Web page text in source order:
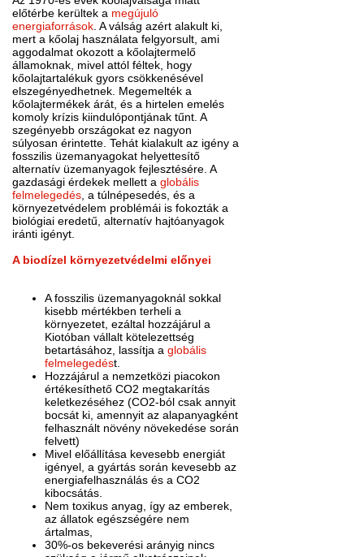
előtérbe kerültek a megújuló
energiaforrások . A válság azért alakult ki,
mert a kőolaj használata felgyorsult, ami
aggodalmat okozott a kőolajtermelő
államoknak, mivel attól féltek, hogy
kőolajtartalékuk gyors csökkenésével
elszegényedhetnek. Megemelték a
kőolajtermékek árát, és a hirtelen emelés
komoly krízis kiindulópontjának tűnt. A
szegényebb országokat ez nagyon
súlyosan érintette. Tehát kialakult az igény a
fosszilis üzemanyagokat helyettesítő
alternatív üzemanyagok fejlesztésére. A
gazdasági érdekek mellett aglobális
felmelegedés , a túlnépesedés, és a
környezetvédelem problémái is fokozták a
biológiai eredetű, alternatív hajtóanyagok
iránti igényt.
A biodízel környezetvédelmi előnyei
A fosszilis üzemanyagoknál sokkal
kisebb mértékben terheli a
környezetet, ezáltal hozzájárul a
Kiotóban vállalt kötelezettség
betartásához, lassítja aglobális
felmelegedést.
Hozzájárul a nemzetközi piacokon
értékesíthető CO2 megtakarítás
keletkezéséhez (CO2-ból csak annyit
bocsát ki, amennyit az alapanyagként
felhasznált növény növekedése során
felvett)
Mivel előállítása kevesebb energiát
igényel, a gyártás során kevesebb az
energiafelhasználás és a CO2
kibocsátás.
Nem toxikus anyag, így az emberek,
az állatok egészségére nem
ártalmas,
30%-os bekeverési arányig nincs